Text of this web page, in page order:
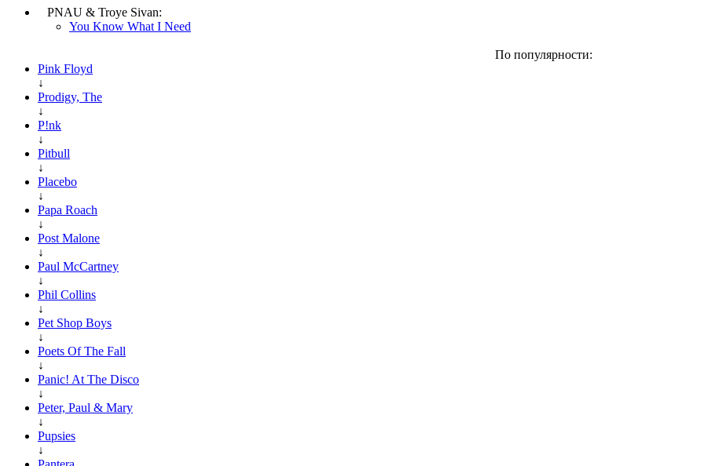
PNAU & Troye Sivan:
You Know What I Need
По популярности:
Pink Floyd
↓
Prodigy, The
↓
P!nk
↓
Pitbull
↓
Placebo
↓
Papa Roach
↓
Post Malone
↓
Paul McCartney
↓
Phil Collins
↓
Pet Shop Boys
↓
Poets Of The Fall
↓
Panic! At The Disco
↓
Peter, Paul & Mary
↓
Pupsies
↓